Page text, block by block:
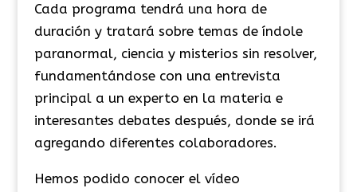
Cada programa tendrá una hora de
duración y tratará sobre temas de índole
paranormal, ciencia y misterios sin resolver,
fundamentándose con una entrevista
principal a un experto en la materia e
interesantes debates después, donde se irá
agregando diferentes colaboradores.
Hemos podido conocer el vídeo